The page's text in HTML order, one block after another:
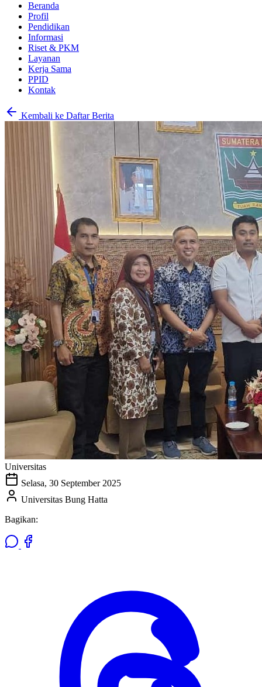
Beranda
Profil
Pendidikan
Informasi
Riset & PKM
Layanan
Kerja Sama
PPID
Kontak
Kembali ke Daftar Berita
Universitas
Selasa, 30 September 2025
Universitas Bung Hatta
Bagikan: